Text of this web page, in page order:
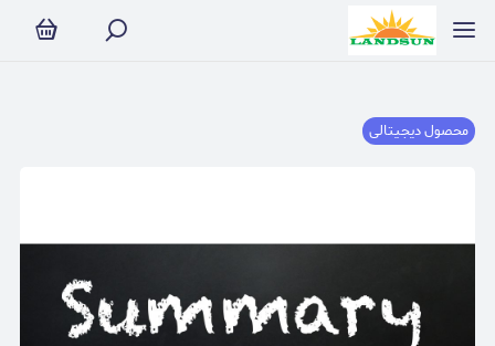
محصول دیجیتالی